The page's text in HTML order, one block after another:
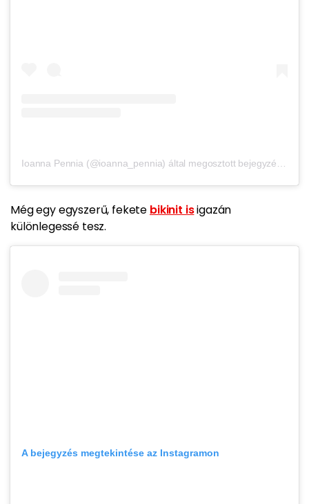
Még egy egyszerű, fekete bikinit isigazán
különlegessé tesz.
A bejegyzés megtekintése az Instagramon